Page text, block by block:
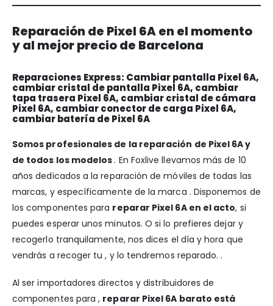
Reparación de Pixel 6A en el momento
y al mejor precio de Barcelona
Reparaciones Express: Cambiar pantalla Pixel 6A,
cambiar cristal de pantalla Pixel 6A, cambiar
tapa trasera Pixel 6A, cambiar cristal de cámara
Pixel 6A, cambiar conector de carga Pixel 6A,
cambiar batería de Pixel 6A
Somos profesionales de la reparación de Pixel 6A y
de todos los modelos. En Foxlive llevamos más de 10
años dedicados a la reparación de móviles de todas las
marcas, y específicamente de la marca . Disponemos de
los componentes para reparar Pixel 6A en el acto, si
puedes esperar unos minutos. O si lo prefieres dejar y
recogerlo tranquilamente, nos dices el día y hora que
vendrás a recoger tu , y lo tendremos reparado. .
Al ser importadores directos y distribuidores de
componentes para , reparar Pixel 6A barato está